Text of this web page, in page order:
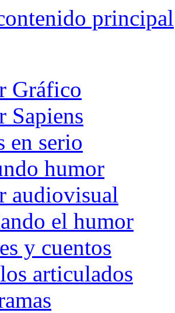
principal
Gráfico
Sapiens
en serio
humor
audiovisual
el humor
y cuentos
articulados